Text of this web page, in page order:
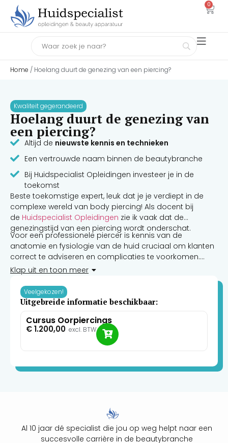
0
Home / Hoelang duurt de genezing van een piercing?
Kwaliteit gegerandeerd
Hoelang duurt de genezing van
een piercing?
Altijd de nieuwste kennis en technieken
Een vertrouwde naam binnen de beautybranche
Bij Huidspecialist Opleidingen investeer je in de
toekomst
Beste toekomstige expert, leuk dat je je verdiept in de
complexe wereld van body piercing! Als docent bij
de Huidspecialist Opleidingen zie ik vaak dat de
genezingstijd van een piercing wordt onderschat.
Voor een professionele piercer is kennis van de
anatomie en fysiologie van de huid cruciaal om klanten
correct te adviseren en complicaties te voorkomen.
Hieronder vind je de essentiële richtlijnen die we ook in
Klap uit en toon meer
Uitgebreide informatie beschikbaar:
Veelgekozen!
Cursus Oorpiercings
€1.200,00 excl. BTW
Al 10 jaar dé specialist die jou op weg helpt naar een
succesvolle carrière in de beautybranche